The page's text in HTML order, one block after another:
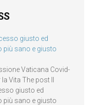
giusto ed
più sano e giusto
Vaticana Covid-
Vita The post Il
giusto ed
più sano e giusto